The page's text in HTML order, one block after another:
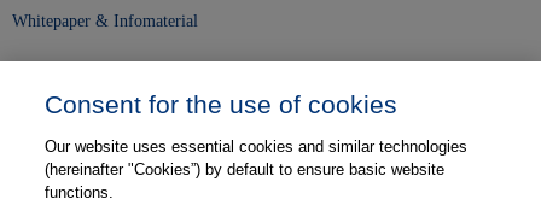
Whitepaper & Infomaterial
Karriere
Consent for the use of cookies
Our website uses essential cookies and similar technologies
(hereinafter "Cookies”) by default to ensure basic website
functions.